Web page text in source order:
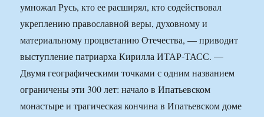
умножал Русь, кто ее расширял, кто содействовал
укреплению православной веры, духовному и
материальному процветанию Отечества, — приводит
выступление патриарха Кирилла ИТАР-ТАСС. —
Двумя географическими точками с одним названием
ограничены эти 300 лет: начало в Ипатьевском
монастыре и трагическая кончина в Ипатьевском доме